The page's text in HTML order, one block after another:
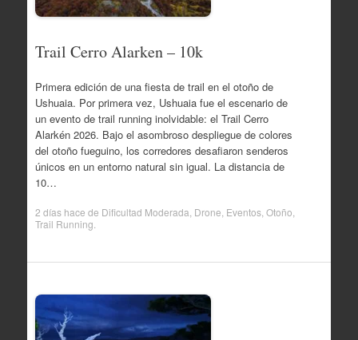
Trail Cerro Alarken – 10k
Primera edición de una fiesta de trail en el otoño de
Ushuaia. Por primera vez, Ushuaia fue el escenario de
un evento de trail running inolvidable: el Trail Cerro
Alarkén 2026. Bajo el asombroso despliegue de colores
del otoño fueguino, los corredores desafiaron senderos
únicos en un entorno natural sin igual. La distancia de
10…
2 días hace de Dificultad Moderada Drone Eventos, Otoño
Trail Running